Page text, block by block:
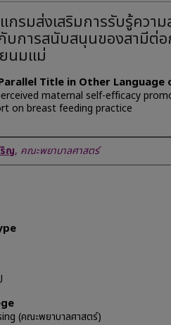
กรมส่งเสริมการรับรู้ควา
บการสนับสนุนของสามีต่
นมแม่
Title in Other Language
maternal self-efficacy
on breast feeding practice
ญ, คณะพยาบาลศาสตร์
(คณะพยาบาลศาสตร์)